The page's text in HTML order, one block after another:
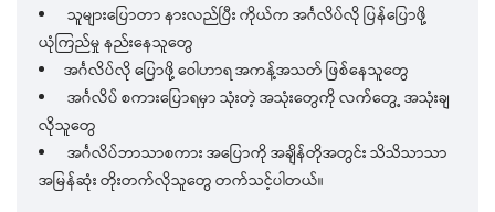
သူများပြောတာ နားလည်ပြီး ကိုယ်က အင်္ဂလိပ်လို ပြန်ပြောဖို့
ယုံကြည်မှု နည်းနေသူတွေ
အင်္ဂလိပ်လို ပြောဖို့ ဝေါဟာရ အကန့်အသတ် ဖြစ်နေသူတွေ
အင်္ဂလိပ် စကားပြောရမှာ သုံးတဲ့ အသုံးတွေကို လက်တွေ့ အသုံးချ
လိုသူတွေ
အင်္ဂလိပ်ဘာသာစကား အပြောကို အချိန်တိုအတွင်း သိသိသာသာ
အမြန်ဆုံး တိုးတက်လိုသူတွေ တက်သင့်ပါတယ်။